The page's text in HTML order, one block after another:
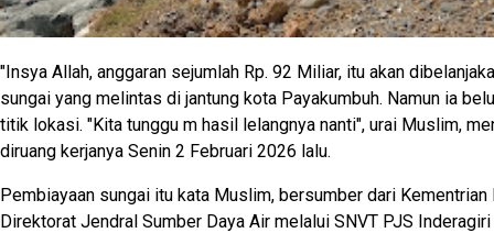
"Insya Allah, anggaran sejumlah Rp. 92 Miliar, itu akan
sungai yang melintas di jantung kota Payakumbuh. Namun ia
titik lokasi. "Kita tunggu m hasil lelangnya nanti", urai Muslim,
diruang kerjanya Senin 2 Februari 2026 lalu.
Pembiayaan sungai itu kata Muslim, bersumber dari Kementrian
Direktorat Jendral Sumber Daya Air melalui SNVT PJS